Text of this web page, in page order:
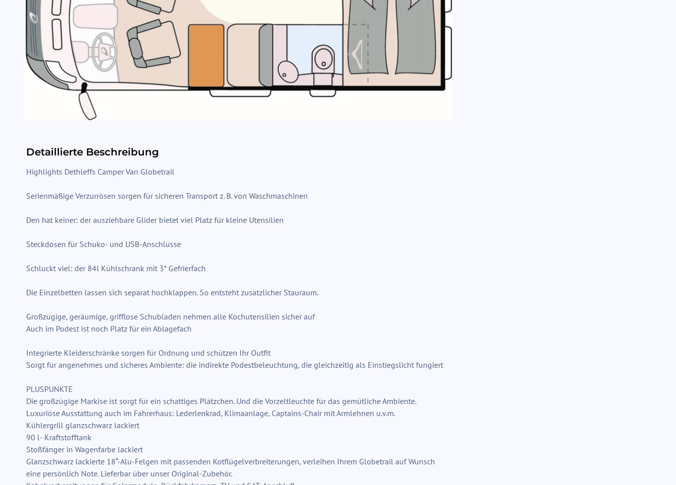
Detaillierte Beschreibung
Highlights Dethleffs Camper Van Globetrail
Serienmäßige Verzurrösen sorgen für sicheren Transport z. B. von Waschmaschinen
Den hat keiner: der ausziehbare Glider bietet viel Platz für kleine Utensilien
Steckdosen für Schuko- und USB-Anschlüsse
Schluckt viel: der 84l Kühlschrank mit 3* Gefrierfach
Die Einzelbetten lassen sich separat hochklappen. So entsteht zusätzlicher Stauraum.
Großzügige, geräumige, grifflose Schubladen nehmen alle Kochutensilien sicher auf
Auch im Podest ist noch Platz für ein Ablagefach
Integrierte Kleiderschränke sorgen für Ordnung und schützen Ihr Outfit
Sorgt für angenehmes und sicheres Ambiente: die indirekte Podestbeleuchtung, die gleichzeitig als Einstiegslicht fungiert
PLUSPUNKTE
Die großzügige Markise ist sorgt für ein schattiges Plätzchen. Und die Vorzeltleuchte für das gemütliche Ambiente.
Luxuriöse Ausstattung auch im Fahrerhaus: Lederlenkrad, Klimaanlage, Captains-Chair mit Armlehnen u.v.m.
Kühlergrill glanzschwarz lackiert
90 l- Kraftstofftank
Stoßfänger in Wagenfarbe lackiert
Glanzschwarz lackierte 18“-Alu-Felgen mit passenden Kotflügelverbreiterungen, verleihen Ihrem Globetrail auf Wunsch
eine persönlich Note. Lieferbar über unser Original-Zubehör.